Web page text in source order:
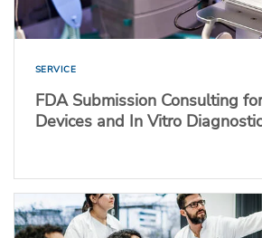
SERVICE
FDA Submission Consulting
Devices and In Vitro